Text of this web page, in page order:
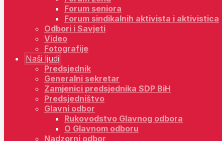
Forum seniora
Forum sindikalnih aktivista i aktivistica
Odbori i Savjeti
Video
Fotografije
Naši ljudi
Predsjednik
Generalni sekretar
Zamjenici predsjednika SDP BiH
Predsjedništvo
Glavni odbor
Rukovodstvo Glavnog odbora
O Glavnom odboru
Nadzorni odbor